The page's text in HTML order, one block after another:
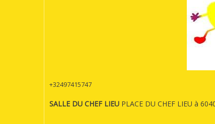
+32497415747
SALLE DU CHEF LIEU PLACE DU CHEF LIEU à